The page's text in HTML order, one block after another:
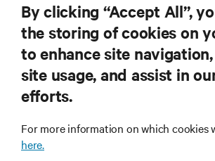
INSCREVA-SE AGORA
RECURSOS
CORPORATIVO
By clicking “Accept All”,
the storing of cookies on
to enhance site
site usage, and assist in
efforts.
For more information on which cookies
here.